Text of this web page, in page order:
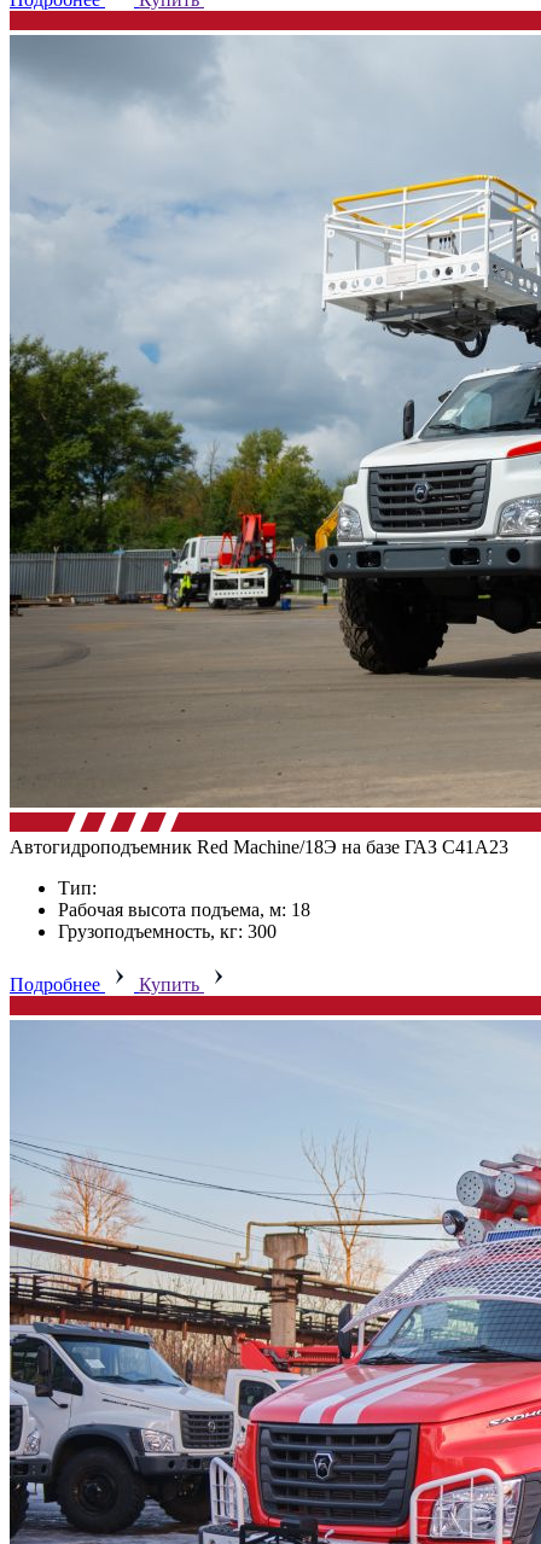
Автогидроподъемник Red Machine/18Э на базе ГАЗ C41А23
Тип:
Рабочая высота подъема, м: 18
Грузоподъемность, кг: 300
Подробнее Купить